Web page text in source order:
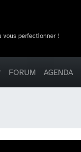
vous perfectionner !
FORUM AGENDA